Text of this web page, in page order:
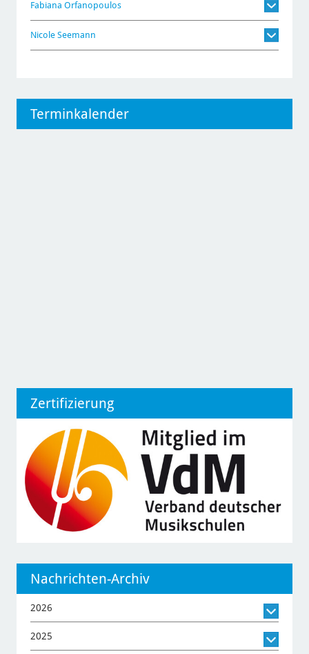
Fabiana Orfanopoulos
Nicole Seemann
Terminkalender
Zertifizierung
Nachrichten-Archiv
2026
2025